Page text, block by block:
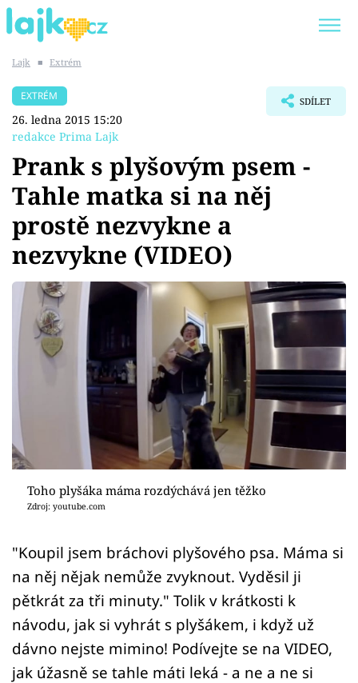
SHOPAHOLICADEL
Témata
Showbyznys
Youtubeři
Virály
Sex a vztahy
Sledujte prima+
Přihlášení
Sledujte nás
Lajk ■ Extrém
EXTRÉM
26. ledna 2015 15:20
redakce Prima Lajk
SDÍLET
Prank s plyšovým psem -
Tahle matka si na něj
prostě nezvykne a
nezvykne (VIDEO)
Toho plyšáka máma rozdýchává jen těžko
Zdroj: youtube.com
"Koupil jsem bráchovi plyšového psa. Máma si
na něj nějak nemůže zvyknout. Vyděsil ji
pětkrát za tři minuty." Tolik v krátkosti k
návodu, jak si vyhrát s plyšákem, i když už
dávno nejste mimino! Podívejte se na VIDEO,
jak úžasně se tahle máti leká - a ne a ne si